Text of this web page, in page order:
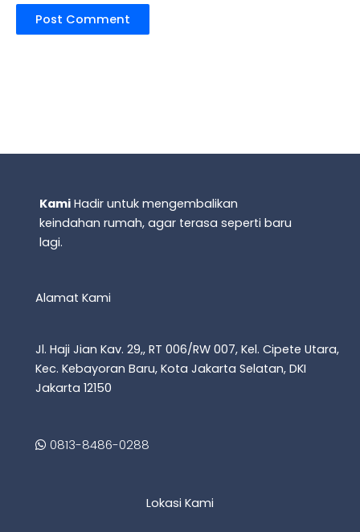
Kami Hadir untuk mengembalikan
keindahan rumah, agar terasa seperti baru
lagi.
Alamat Kami
Jl. Haji Jian Kav. 29,, RT 006/RW 007, Kel. Cipete Utara,
Kec. Kebayoran Baru, Kota Jakarta Selatan, DKI
Jakarta 12150
0813-8486-0288
Lokasi Kami